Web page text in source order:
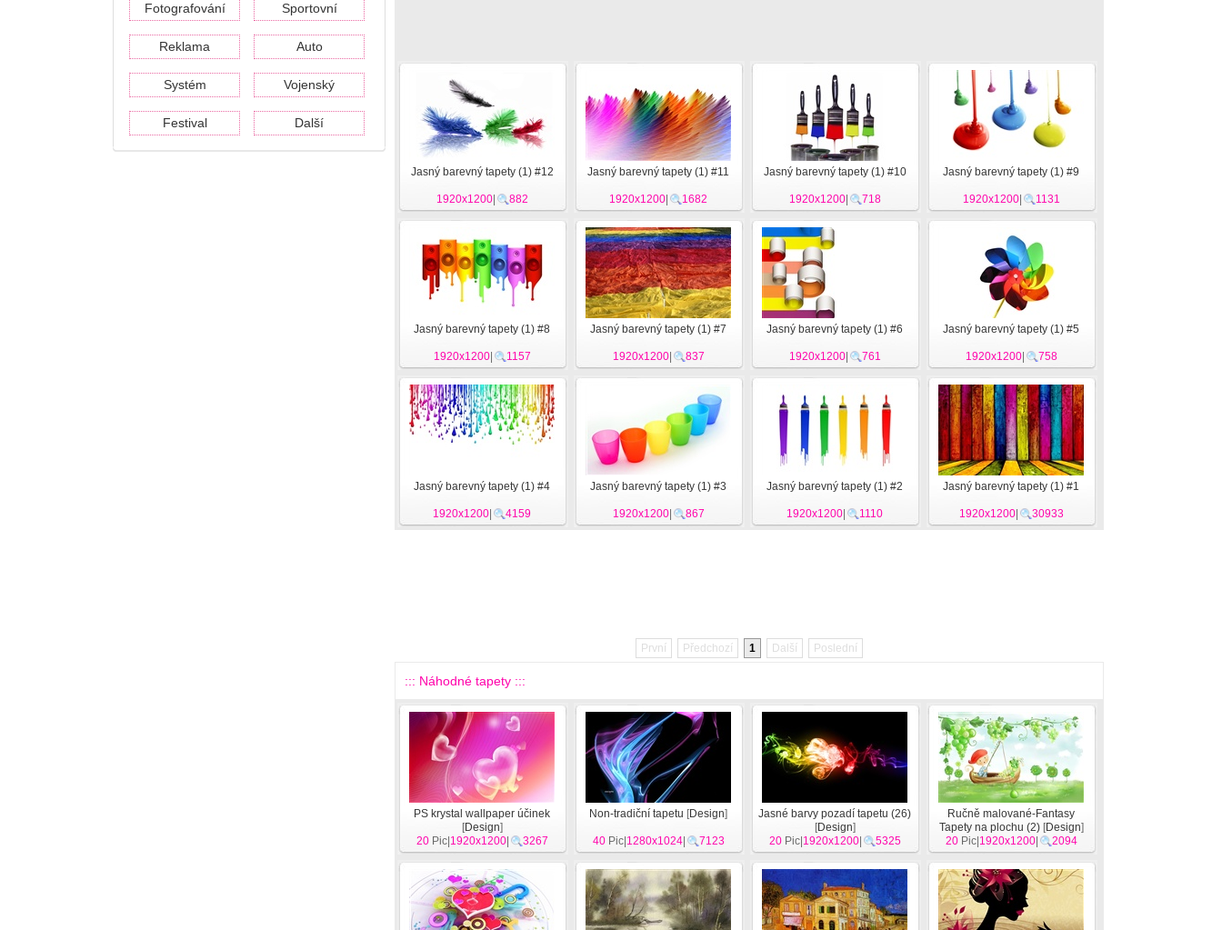
Fotografování Sportovní
Reklama Auto
Systém Vojenský
Festival Další
Jasný barevný tapety (1) #12
1920x1200| 882
Jasný barevný tapety (1) #11
1920x1200 1682
Jasný barevný tapety (1) #10
1920x1200| 718
Jasný barevný tapety (1) #9
1920x1200| 1131
Jasný barevný tapety (1) #8
1920x1200| 1157
Jasný barevný tapety (1) #7
1920x1200| 837
Jasný barevný tapety (1) #6
1920x1200| 761
Jasný barevný tapety (1) #5
1920x1200| 758
Jasný barevný tapety (1) #4
1920x1200 4159
Jasný barevný tapety (1) #3
1920x1200| 867
Jasný barevný tapety (1) #2
1920x1200 1110
Jasný barevný tapety (1) #1
1920x1200| 30933
První Předchozí 1 Další Poslední
::: Náhodné tapety :::
PS krystal wallpaper účinek
[Design]
20Pic| 1920x1200| 3267
Non-tradiční tapetu [Design]
40Pic| 1280x1024| 7123
Jasné barvy pozadí tapetu (26)
[Design]
20Pic| 1920x1200| 5325
Ručně malované-Fantasy
Tapety na plochu (2)[Design]
20Pic| 1920x1200| 2094